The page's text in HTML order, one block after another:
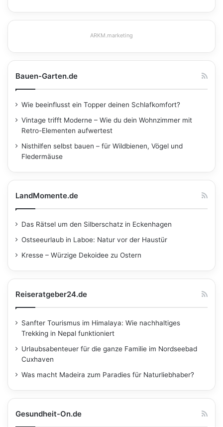
ARKM.marketing
Bauen-Garten.de
Wie beeinflusst ein Topper deinen Schlafkomfort?
Vintage trifft Moderne – Wie du dein Wohnzimmer mit
Retro-Elementen aufwertest
Nisthilfen selbst bauen – für Wildbienen, Vögel und
Fledermäuse
LandMomente.de
Das Rätsel um den Silberschatz in Eckenhagen
Ostseeurlaub in Laboe: Natur vor der Haustür
Kresse – Würzige Dekoidee zu Ostern
Reiseratgeber24.de
Sanfter Tourismus im Himalaya: Wie nachhaltiges
Trekking in Nepal funktioniert
Urlaubsabenteuer für die ganze Familie im Nordseebad
Cuxhaven
Was macht Madeira zum Paradies für Naturliebhaber?
Gesundheit-On.de